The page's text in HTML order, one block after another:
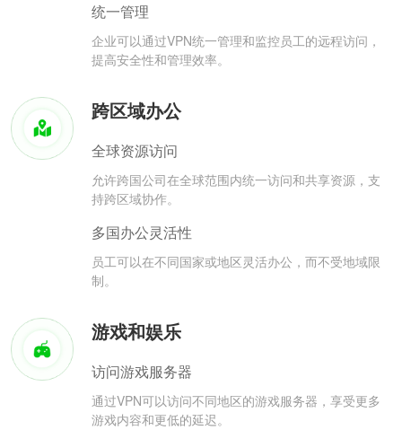
统一管理
企业可以通过VPN统一管理和监控员工的远程访问，
提高安全性和管理效率。
跨区域办公
全球资源访问
允许跨国公司在全球范围内统一访问和共享资源，支
持跨区域协作。
多国办公灵活性
员工可以在不同国家或地区灵活办公，而不受地域限
制。
游戏和娱乐
访问游戏服务器
通过VPN可以访问不同地区的游戏服务器，享受更多
游戏内容和更低的延迟。